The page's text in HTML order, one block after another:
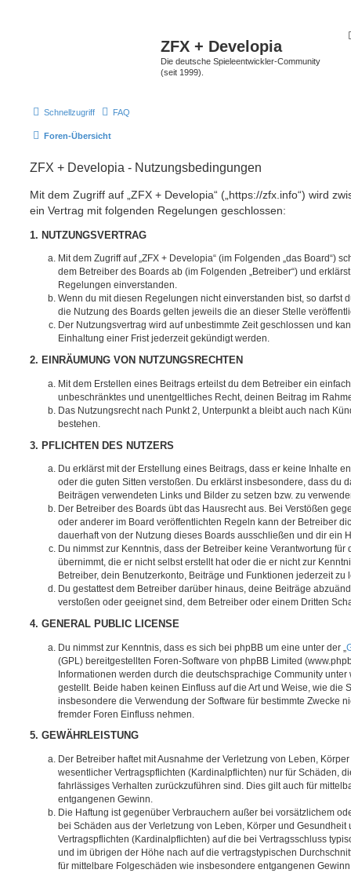
ZFX + Developia
Die deutsche Spieleentwickler-Community
(seit 1999).
Schnellzugriff FAQ
Foren-Übersicht
ZFX + Developia - Nutzungsbedingungen
Mit dem Zugriff auf „ZFX + Developia“ („https://zfx.info“) wird
ein Vertrag mit folgenden Regelungen geschlossen:
1. NUTZUNGSVERTRAG
Mit dem Zugriff auf „ZFX + Developia“ (im Folgenden „das Board“)
dem Betreiber des Boards ab (im Folgenden „Betreiber“) und
Regelungen einverstanden.
Wenn du mit diesen Regelungen nicht einverstanden bist, so darfst
die Nutzung des Boards gelten jeweils die an dieser Stelle
Der Nutzungsvertrag wird auf unbestimmte Zeit geschlossen und
Einhaltung einer Frist jederzeit gekündigt werden.
2. EINRÄUMUNG VON NUTZUNGSRECHTEN
Mit dem Erstellen eines Beitrags erteilst du dem Betreiber ein
unbeschränktes und unentgeltliches Recht, deinen Beitrag im
Das Nutzungsrecht nach Punkt 2, Unterpunkt a bleibt auch nach
bestehen.
3. PFLICHTEN DES NUTZERS
Du erklärst mit der Erstellung eines Beitrags, dass er keine Inhalte
oder die guten Sitten verstoßen. Du erklärst insbesondere, dass du
Beiträgen verwendeten Links und Bilder zu setzen bzw. zu
Der Betreiber des Boards übt das Hausrecht aus. Bei Verstößen
oder anderer im Board veröffentlichten Regeln kann der Betreiber
dauerhaft von der Nutzung dieses Boards ausschließen und dir ein
Du nimmst zur Kenntnis, dass der Betreiber keine Verantwortung für
übernimmt, die er nicht selbst erstellt hat oder die er nicht zur
Betreiber, dein Benutzerkonto, Beiträge und Funktionen jederzeit zu
Du gestattest dem Betreiber darüber hinaus, deine Beiträge
verstoßen oder geeignet sind, dem Betreiber oder einem Dritten
4. GENERAL PUBLIC LICENSE
Du nimmst zur Kenntnis, dass es sich bei phpBB um eine unter der „
(GPL) bereitgestellten Foren-Software von phpBB Limited
Informationen werden durch die deutschsprachige Community unter
gestellt. Beide haben keinen Einfluss auf die Art und Weise, wie die
insbesondere die Verwendung der Software für bestimmte Zwecke
fremder Foren Einfluss nehmen.
5. GEWÄHRLEISTUNG
Der Betreiber haftet mit Ausnahme der Verletzung von Leben,
wesentlicher Vertragspflichten (Kardinalpflichten) nur für Schäden,
fahrlässiges Verhalten zurückzuführen sind. Dies gilt auch für
entgangenen Gewinn.
Die Haftung ist gegenüber Verbrauchern außer bei vorsätzlichem
bei Schäden aus der Verletzung von Leben, Körper und
Vertragspflichten (Kardinalpflichten) auf die bei Vertragsschluss
und im übrigen der Höhe nach auf die vertragstypischen
für mittelbare Folgeschäden wie insbesondere entgangenen